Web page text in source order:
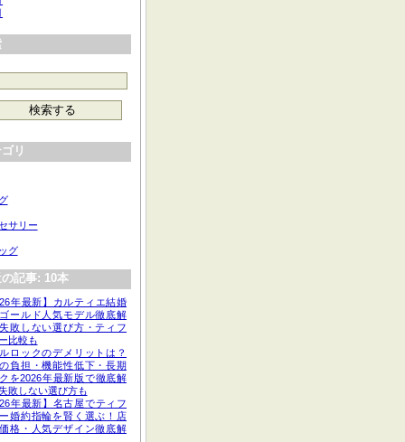
リ
サリー
グ
記事: 10本
年最新】カルティエ結婚
ールド人気モデル徹底解
敗しない選び方・ティフ
比較も
ロックのデメリットは？
負担・機能性低下・長期
を2026年最新版で徹底解
敗しない選び方も
年最新】名古屋でティフ
婚約指輪を賢く選ぶ！店
格・人気デザイン徹底解